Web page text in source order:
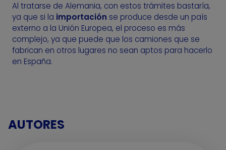
Al tratarse de Alemania, con estos trámites bastaría,
ya que si la importación se produce desde un país
externo a la Unión Europea, el proceso es más
complejo, ya que puede que los camiones que se
fabrican en otros lugares no sean aptos para hacerlo
en España.
AUTORES